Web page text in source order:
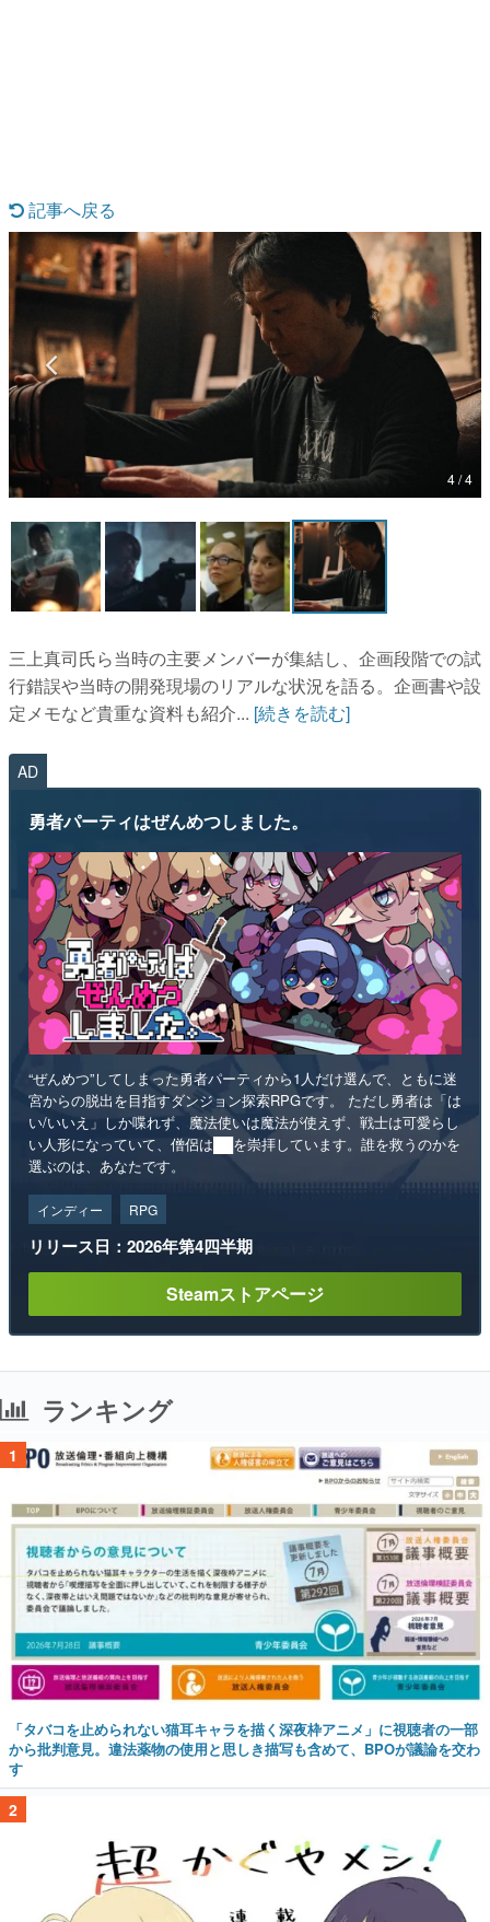
具体的な形から解き明かしていく、硬派で骨太な評論連載
です。
ゲームが変えた日本語
「経験値」「裏技」「ラスボス」… ゲームにまつわる言葉
の起源や用法の変遷を、コンピューター文化史研究家・タ
イニーP氏が徹底調査。
カテゴリ
マンガ
女性向け
アプリレビュー
その他
電ファミニコゲーマーとは？
運営：株式会社マレ
記事へ戻る
4 / 4
三上真司氏ら当時の主要メンバーが集結し、企画段階での試
行錯誤や当時の開発現場のリアルな状況を語る。企画書や設
定メモなど貴重な資料も紹介... [続きを読む]
AD
勇者パーティはぜんめつしました。
“ぜんめつ”してしまった勇者パーティから1人だけ選んで、ともに迷
宮からの脱出を目指すダンジョン探索RPGです。 ただし勇者は「は
い/いいえ」しか喋れず、魔法使いは魔法が使えず、戦士は可愛らし
い人形になっていて、僧侶は██を崇拝しています。誰を救うのかを
選ぶのは、あなたです。
インディー RPG
リリース日：2026年第4四半期
Steamストアページ
ランキング
1
「タバコを止められない猫耳キャラを描く深夜枠アニメ」に視聴者の一部
から批判意見。違法薬物の使用と思しき描写も含めて、BPOが議論を交わ
す
2